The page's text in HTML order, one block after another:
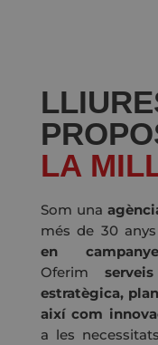
LA
Som una
més de 30
en
Oferim
estratègica,
així com
a les